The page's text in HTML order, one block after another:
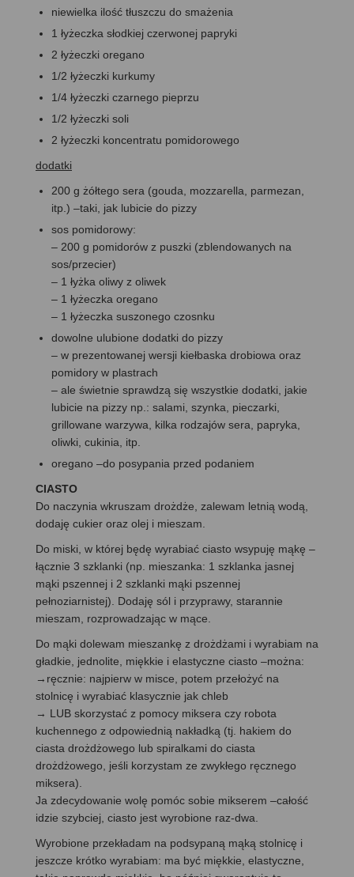
niewielka ilość tłuszczu do smażenia
1 łyżeczka słodkiej czerwonej papryki
2 łyżeczki oregano
1/2 łyżeczki kurkumy
1/4 łyżeczki czarnego pieprzu
1/2 łyżeczki soli
2 łyżeczki koncentratu pomidorowego
dodatki
200 g żółtego sera (gouda, mozzarella, parmezan,
itp.) –taki, jak lubicie do pizzy
sos pomidorowy:
– 200 g pomidorów z puszki (zblendowanych na
sos/przecier)
– 1 łyżka oliwy z oliwek
– 1 łyżeczka oregano
– 1 łyżeczka suszonego czosnku
dowolne ulubione dodatki do pizzy
– w prezentowanej wersji kiełbaska drobiowa oraz
pomidory w plastrach
– ale świetnie sprawdzą się wszystkie dodatki, jakie
lubicie na pizzy np.: salami, szynka, pieczarki,
grillowane warzywa, kilka rodzajów sera, papryka,
oliwki, cukinia, itp.
oregano –do posypania przed podaniem
CIASTO
Do naczynia wkruszam drożdże, zalewam letnią wodą,
dodaję cukier oraz olej i mieszam.
Do miski, w której będę wyrabiać ciasto wsypuję mąkę –
łącznie 3 szklanki (np. mieszanka: 1 szklanka jasnej
mąki pszennej i 2 szklanki mąki pszennej
pełnoziarnistej). Dodaję sól i przyprawy, starannie
mieszam, rozprowadzając w mące.
Do mąki dolewam mieszankę z drożdżami i wyrabiam na
gładkie, jednolite, miękkie i elastyczne ciasto –można:
→ręcznie: najpierw w misce, potem przełożyć na
stolnicę i wyrabiać klasycznie jak chleb
→ LUB skorzystać z pomocy miksera czy robota
kuchennego z odpowiednią nakładką (tj. hakiem do
ciasta drożdżowego lub spiralkami do ciasta
drożdżowego, jeśli korzystam ze zwykłego ręcznego
miksera).
Ja zdecydowanie wolę pomóc sobie mikserem –całość
idzie szybciej, ciasto jest wyrobione raz-dwa.
Wyrobione przekładam na podsypaną mąką stolnicę i
jeszcze krótko wyrabiam: ma być miękkie, elastyczne,